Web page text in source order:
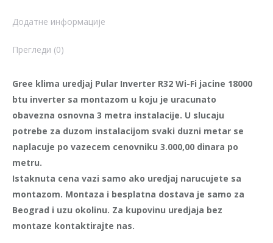
Додатне информације
Прегледи (0)
Gree klima uredjaj Pular Inverter R32 Wi-Fi jacine 18000
btu inverter sa montazom u koju je uracunato
obavezna osnovna 3 metra instalacije. U slucaju
potrebe za duzom instalacijom svaki duzni metar se
naplacuje po vazecem cenovniku 3.000,00 dinara po
metru.
Istaknuta cena vazi samo ako uredjaj narucujete sa
montazom. Montaza i besplatna dostava je samo za
Beograd i uzu okolinu. Za kupovinu uredjaja bez
montaze kontaktirajte nas.